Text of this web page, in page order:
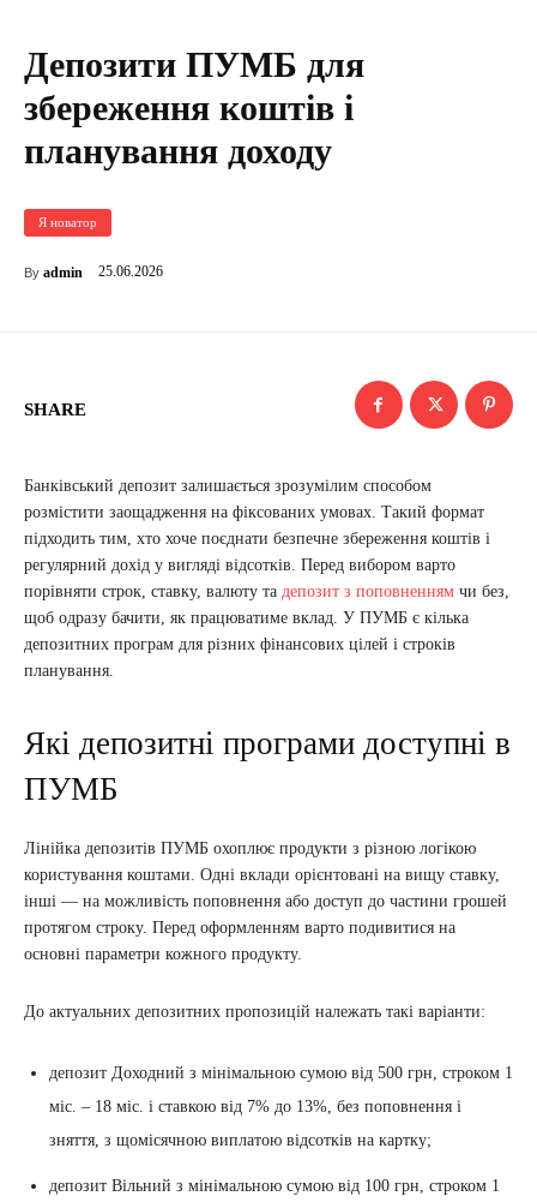
Депозити ПУМБ для
збереження коштів і
планування доходу
Я новатор
By admin 25.06.2026
SHARE
Банківський депозит залишається зрозумілим способом
розмістити заощадження на фіксованих умовах. Такий формат
підходить тим, хто хоче поєднати безпечне збереження коштів і
регулярний дохід у вигляді відсотків. Перед вибором варто
порівняти строк, ставку, валюту та депозит з поповненням чи без,
щоб одразу бачити, як працюватиме вклад. У ПУМБ є кілька
депозитних програм для різних фінансових цілей і строків
планування.
Які депозитні програми доступні в
ПУМБ
Лінійка депозитів ПУМБ охоплює продукти з різною логікою
користування коштами. Одні вклади орієнтовані на вищу ставку,
інші — на можливість поповнення або доступ до частини грошей
протягом строку. Перед оформленням варто подивитися на
основні параметри кожного продукту.
До актуальних депозитних пропозицій належать такі варіанти:
депозит Доходний з мінімальною сумою від 500 грн, строком 1
міс. – 18 міс. і ставкою від 7% до 13%, без поповнення і
зняття, з щомісячною виплатою відсотків на картку;
депозит Вільний з мінімальною сумою від 100 грн, строком 1